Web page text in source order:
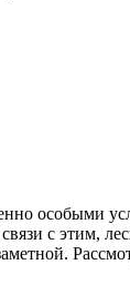
особыми
с этим,